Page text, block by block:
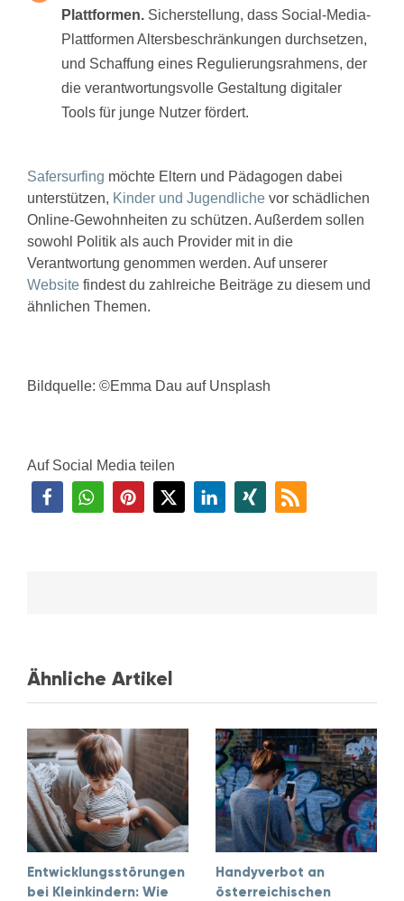
Plattformen. Sicherstellung, dass Social-Media-
Plattformen Altersbeschränkungen durchsetzen,
und Schaffung eines Regulierungsrahmens, der
die verantwortungsvolle Gestaltung digitaler
Tools für junge Nutzer fördert.
Safersurfing möchte Eltern und Pädagogen dabei
unterstützen, Kinder und Jugendliche vor schädlichen
Online-Gewohnheiten zu schützen. Außerdem sollen
sowohl Politik als auch Provider mit in die
Verantwortung genommen werden. Auf unserer
Website findest du zahlreiche Beiträge zu diesem und
ähnlichen Themen.
Bildquelle: ©Emma Dau auf Unsplash
Auf Social Media teilen
Ähnliche Artikel
Entwicklungsstörungen
bei Kleinkindern: Wie
Handyverbot an
österreichischen